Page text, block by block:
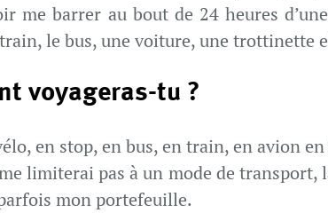
me barrer au bout de 24 heures
le bus, une voiture, une trottinette
voyageras-tu ?
en stop, en bus, en train, en avion
limiterai pas à un mode de transport,
mon portefeuille.